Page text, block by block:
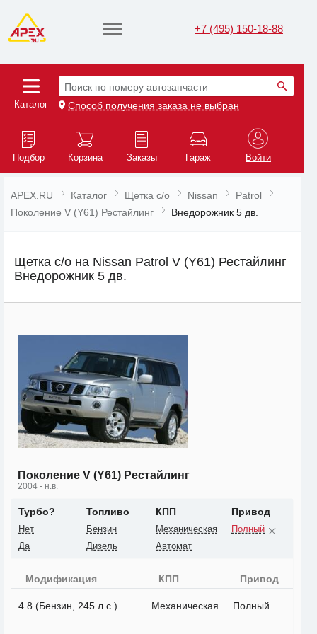
+7 (495) 150-18-88
Каталог
Поиск по номеру автозапчасти
Способ получения заказа не выбран
Подбор Корзина Заказы Гараж Войти
APEX.RU Каталог Щетка с/о Nissan
Patrol
Поколение V (Y61) Рестайлинг
Внедорожник 5 дв.
Щетка с/о на Nissan Patrol V (Y61) Рестайлинг
Внедорожник 5 дв.
Поколение V (Y61) Рестайлинг
2004 - н.в.
Турбо?
Нет
Да
Топливо
Бензин
Дизель
КПП
Механическая
Автомат
Привод
Полный
Модификация КПП Привод
4.8 (Бензин, 245 л.с.) Механическая Полный